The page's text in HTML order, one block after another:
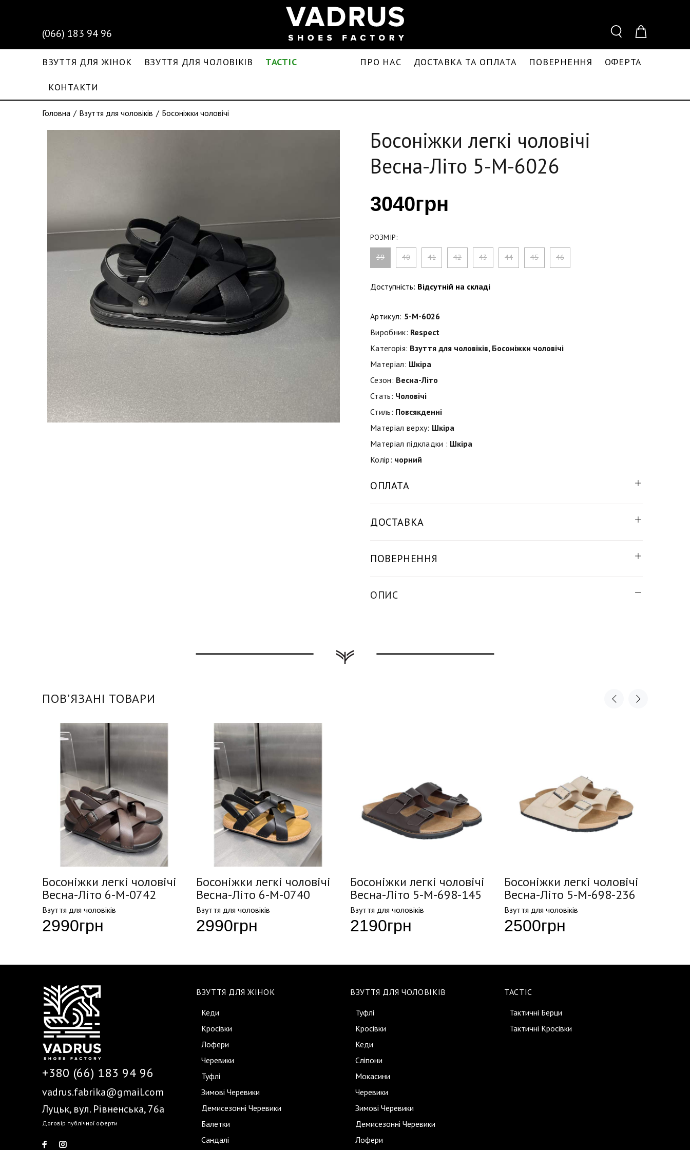
(066) 183 94 96
ВЗУТТЯ ДЛЯ ЖІНОК ВЗУТТЯ ДЛЯ ЧОЛОВІКІВ TACTIC ПРО НАС ДОСТАВКА ТА ОПЛАТА ПОВЕРНЕННЯ ОФЕРТА
КОНТАКТИ
Головна Взуття для чоловіків Босоніжки чоловічі
Босоніжки легкі чоловічі
Весна-Літо 5-M-6026
3040грн
РОЗМІР:
39 40 41 42 43 44 45 46
Доступність: Відсутній на складі
Артикул: 5-M-6026
Виробник: Respect
Категорія: Взуття для чоловіків, Босоніжки чоловічі
Матеріал: Шкіра
Сезон: Весна-Літо
Стать: Чоловічі
Стиль: Повсякденні
Матеріал верху: Шкіра
Матеріал підкладки : Шкіра
Колір: чорний
ОПЛАТА
ДОСТАВКА
ПОВЕРНЕННЯ
ОПИС
ПОВʼЯЗАНІ ТОВАРИ
Босоніжки легкі чоловічі
Весна-Літо 6-M-0742
Взуття для чоловіків
2990грн
Босоніжки легкі чоловічі
Весна-Літо 6-M-0740
Взуття для чоловіків
2990грн
Босоніжки легкі чоловічі
Весна-Літо 5-M-698-145
Взуття для чоловіків
2190грн
Босоніжки легкі чоловічі
Весна-Літо 5-M-698-236
Взуття для чоловіків
2500грн
+380 (66) 183 94 96
vadrus.fabrika@gmail.com
Луцьк, вул. Рівненська, 76а
Договір публічної оферти
ВЗУТТЯ ДЛЯ ЖІНОК
Кеди
Кросівки
Лофери
Черевики
Туфлі
Зимові Черевики
Демисезонні Черевики
Балетки
Сандалі
ВЗУТТЯ ДЛЯ ЧОЛОВІКІВ
Туфлі
Кросівки
Кеди
Сліпони
Мокасини
Черевики
Зимові Черевики
Демисезонні Черевики
Лофери
TACTIC
Тактичні Берци
Тактичні Кросівки